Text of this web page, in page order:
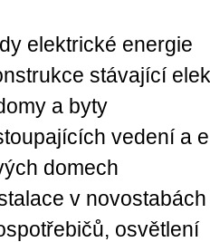
elektrické energie
stávající
a byty
vedení a
domech
v novostabách
osvětlení